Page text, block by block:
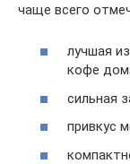
чаще всего
лучшая
кофе
сильная
привкус